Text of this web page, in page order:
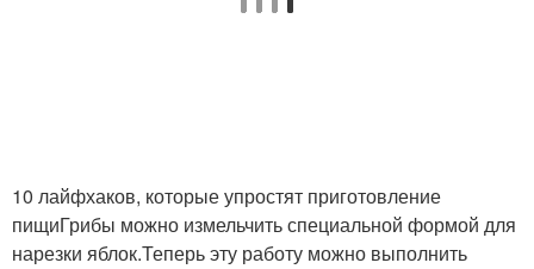
10 лайфхаков, которые упростят приготовление
пищиГрибы можно измельчить специальной формой для
нарезки яблок.Теперь эту работу можно выполнить